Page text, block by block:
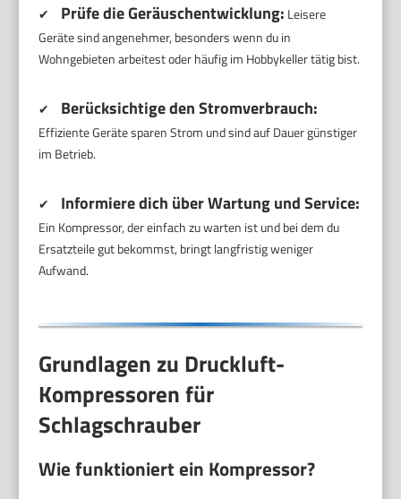
✔ Prüfe die Geräuschentwicklung: Leisere
Geräte sind angenehmer, besonders wenn du in
Wohngebieten arbeitest oder häufig im Hobbykeller tätig bist.
✔ Berücksichtige den Stromverbrauch:
Effiziente Geräte sparen Strom und sind auf Dauer günstiger
im Betrieb.
✔ Informiere dich über Wartung und Service:
Ein Kompressor, der einfach zu warten ist und bei dem du
Ersatzteile gut bekommst, bringt langfristig weniger
Aufwand.
Grundlagen zu Druckluft-
Kompressoren für
Schlagschrauber
Wie funktioniert ein Kompressor?